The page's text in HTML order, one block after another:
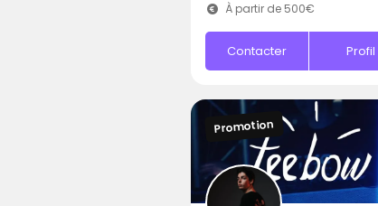
À partir de 500€
Contacter Profil
Promotion